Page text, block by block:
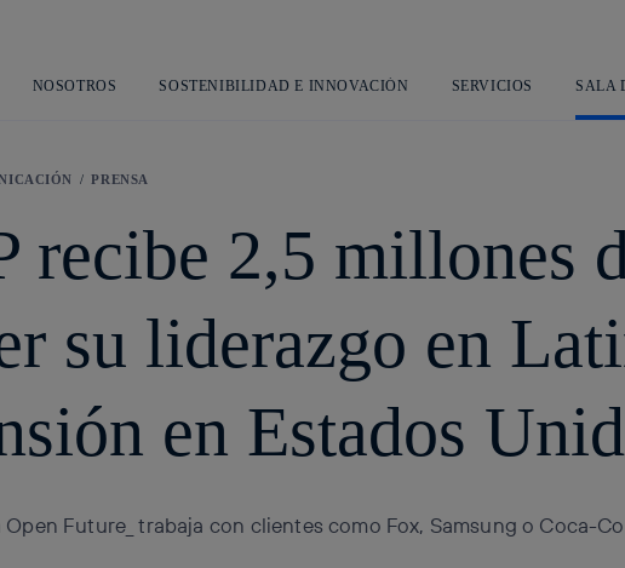
principal
NOSOTROS SOSTENIBILIDAD E INNOVACIÓN SERVICIOS SALA
PRENSA
recibe 2,5 millones
su liderazgo en
en Estados
Open Future_ trabaja con clientes como Fox, Samsung o Coca-